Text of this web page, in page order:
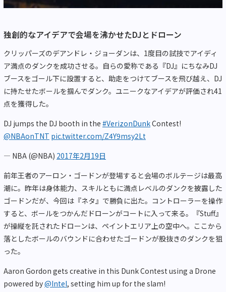
独創的なアイデアで会場を沸かせたDJとドローン
クリッパーズのデアンドレ・ジョーダンは、1度目の試技でアイディ
ア満点のダンクを成功させる。自らの愛称である『DJ』にちなみDJ
ブースをゴール下に設置すると、助走をつけてブースを飛び越え、DJ
に持たせたボールを掴んでダンク。ユニークなアイデアが評価され41
点を獲得した。
DJ jumps the DJ booth in the #VerizonDunkContest!
@NBAonTNT pic.twitter.com/Z4Y9msy2Lt
— NBA (@NBA) 2017年2月19日
前年王者のアーロン・ゴードンが登場すると会場のボルテージは最高
潮に。昨年は身体能力、スキルともに満点レベルのダンクを披露した
ゴードンだが、今回は『ネタ』で勝負に出た。コントローラーを操作
すると、ボールをつかんだドローンがコートに入って来る。『Stuff』
が操縦を託されたドローンは、ペイントエリア上の空中へ。ここから
落としたボールのバウンドに合わせたゴードンが股抜きのダンクを狙
った。
Aaron Gordon gets creative in this Dunk Contest using a Drone
powered by@Intel, setting him up for the slam!